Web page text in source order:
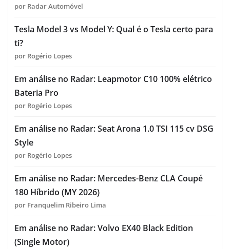
por Radar Automóvel
Tesla Model 3 vs Model Y: Qual é o Tesla certo para
ti?
por Rogério Lopes
Em análise no Radar: Leapmotor C10 100% elétrico
Bateria Pro
por Rogério Lopes
Em análise no Radar: Seat Arona 1.0 TSI 115 cv DSG
Style
por Rogério Lopes
Em análise no Radar: Mercedes-Benz CLA Coupé
180 Híbrido (MY 2026)
por Franquelim Ribeiro Lima
Em análise no Radar: Volvo EX40 Black Edition
(Single Motor)